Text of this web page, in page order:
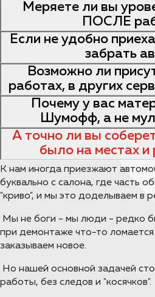
Меряете ли вы
ПОСЛЕ
Если не удобно
забрать
Возможно ли
работах, в других
Почему у вас
Шумофф, а не
А точно ли вы
было на местах и
К нам иногда приезжают
буквально с салона, где часть
"криво", и мы это доделываем в
Мы не боги - мы люди - редко
при демонтаже что-то
заказываем новое.
Но нашей основной задачей
работы, без следов и "косячков".